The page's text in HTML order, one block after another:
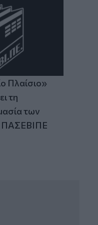
Πλαίσιο»
τη
των
ΠΑΣΕΒΙΠΕ